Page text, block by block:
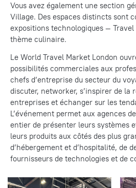
Vous avez également une section
Village. Des espaces distincts sont
expositions technologiques —
thème culinaire.
Le World Travel Market London
possibilités commerciales aux
chefs d’entreprise du secteur du
discuter, networker, s’inspirer de la
entreprises et échanger sur les
L’événement permet aux agences
entier de présenter leurs systèmes
leurs produits aux côtés des plus
d’hébergement et d’hospitalité, de
fournisseurs de technologies et de